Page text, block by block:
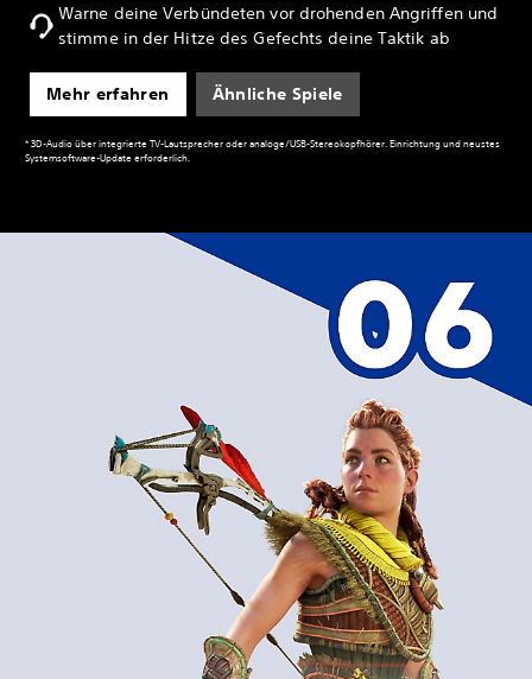
Warne deine Verbündeten vor drohenden Angriffen und
stimme in der Hitze des Gefechts deine Taktik ab
Mehr erfahren Ähnliche Spiele
* 3D-Audio über integrierte TV-Lautsprecher oder analoge/USB-Stereokopfhörer. Einrichtung und neustes
Systemsoftware-Update erforderlich.